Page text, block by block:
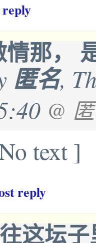
reply
情那，
匿名,
@
text ]
reply
这坛